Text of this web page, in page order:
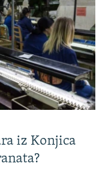
iz Konjica